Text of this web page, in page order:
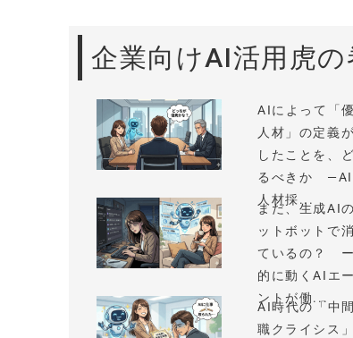
企業向けAI活用虎の
AIによって「
人材」の定義
したことを、
るべきか —AI
人材採...
まだ、生成AI
ットボットで
ているの？
的に動くAIエ
ントが働...
AI時代の「中
職クライシス